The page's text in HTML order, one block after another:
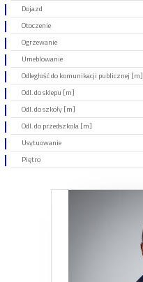
Dojazd
Otoczenie
Ogrzewanie
Umeblowanie
Odległość do komunikacji publicznej [m]
Odl. do sklepu [m]
Odl. do szkoły [m]
Odl. do przedszkola [m]
Usytuowanie
Piętro